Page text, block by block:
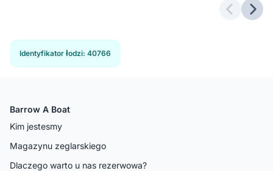
Identyfikator łodzi: 40766
Barrow A Boat
Kim jestesmy
Magazynu zeglarskiego
Dlaczego warto u nas rezerwowa?